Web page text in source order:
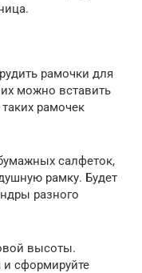
рамочки для
можно вставить
рамочек
салфеток,
рамку. Будет
разного
высоты.
и сформируйте